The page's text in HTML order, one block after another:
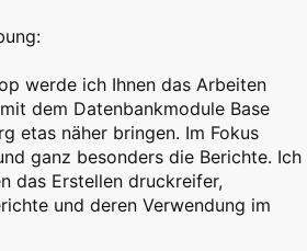
werde ich Ihnen das Arbeiten
dem Datenbankmodule Base
etas näher bringen. Im Fokus
ganz besonders die Berichte. Ich
das Erstellen druckreifer,
und deren Verwendung im